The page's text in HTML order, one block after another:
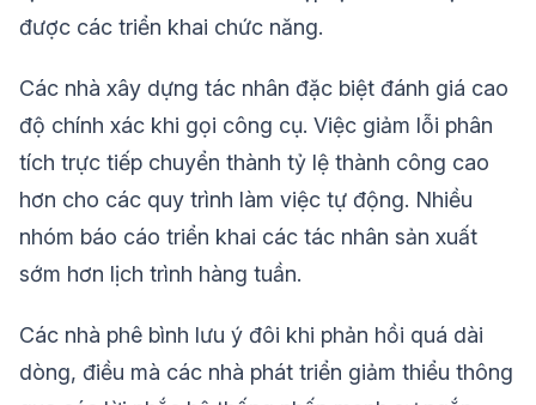
được các triển khai chức năng.
Các nhà xây dựng tác nhân đặc biệt đánh giá cao
độ chính xác khi gọi công cụ. Việc giảm lỗi phân
tích trực tiếp chuyển thành tỷ lệ thành công cao
hơn cho các quy trình làm việc tự động. Nhiều
nhóm báo cáo triển khai các tác nhân sản xuất
sớm hơn lịch trình hàng tuần.
Các nhà phê bình lưu ý đôi khi phản hồi quá dài
dòng, điều mà các nhà phát triển giảm thiểu thông